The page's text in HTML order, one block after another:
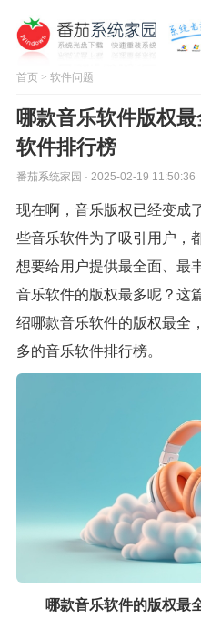
首页> 软件问题
哪款音乐软件版权
软件排行榜
番茄系统家园 · 2025-02-19 11:50:36
现在啊，音乐版权已经变成
些音乐软件为了吸引用户，
想要给用户提供最全面、最
音乐软件的版权最多呢？这
绍哪款音乐软件的版权最全
多的音乐软件排行榜。
哪款音乐软件的版权最